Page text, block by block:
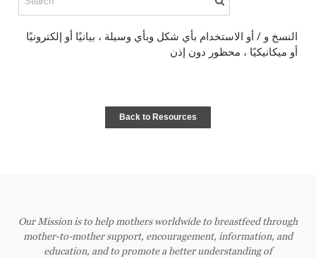
النسخ و / أو الاستخدام بأي شكل وبأي وسيلة ، بيانيًا أو إلكترونيًا
أو ميكانيكيًا ، محظور دون إذن
Back to Resources
Our Mission is to help mothers worldwide to breastfeed through
mother-to-mother support, encouragement, information, and
education, and to promote a better understanding of